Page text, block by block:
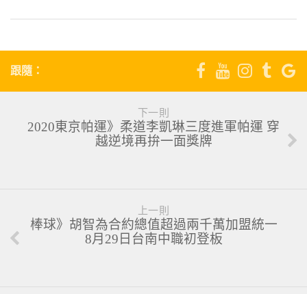
跟隨：
下一則
2020東京帕運》柔道李凱琳三度進軍帕運 穿
越逆境再拚一面獎牌
上一則
棒球》胡智為合約總值超過兩千萬加盟統一
8月29日台南中職初登板